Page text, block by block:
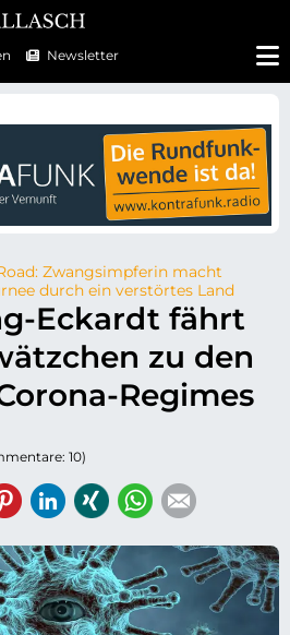
Newsletter
Zwangsimpferin macht
durch ein verstörtes Land
Eckardt fährt
zu den
Regimes
10)
PinterestLinkedIn
Xing WhatsApp